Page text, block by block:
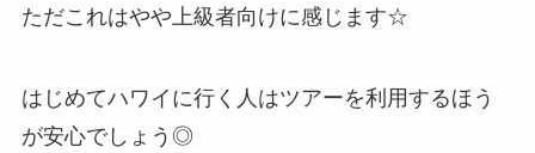
ただこれはやや上級者向けに感じます☆
はじめてハワイに行く人はツアーを利用するほう
が安心でしょう◎